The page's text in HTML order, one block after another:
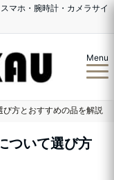
マホ・腕時計・カメラサイ
Menu
方とおすすめの品を解説
ついて選び方